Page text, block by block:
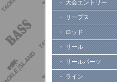
・ 大会エントリー
・ リープス
・ ロッド
・ リール
・ リールパーツ
・ ライン